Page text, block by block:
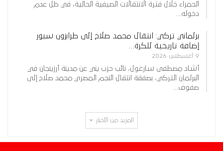
الحمراء خلال فترة الانتقالات الصيفية الحالية، في ظل عدم
دخوله…
برلماني تركي: انتقال محمد صلاح إلى طرابزون سبور
إضافة تاريخية للكرة…
9 أغسطس 2026
أشاد مصطفى سارغول، نائب حزب يني عن مدينة أرزينجان في
البرلمان التركي، بصفقة انتقال النجم المصري محمد صلاح إلى
صفوف…
المزيد من الأخبار